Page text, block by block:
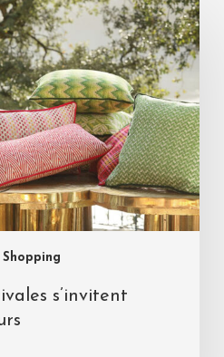
Shopping
s’invitent